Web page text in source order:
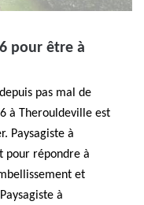
pour être à
pas mal de
à Therouldeville est
Paysagiste à
pour répondre à
et
à